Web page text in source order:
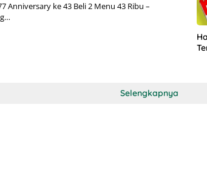
Anniversary ke 43 Beli 2 Menu 43 Ribu –
Selengkapnya